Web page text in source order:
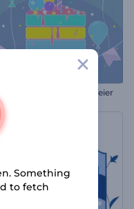
zur Geburtstagsfeier
Something
to fetch